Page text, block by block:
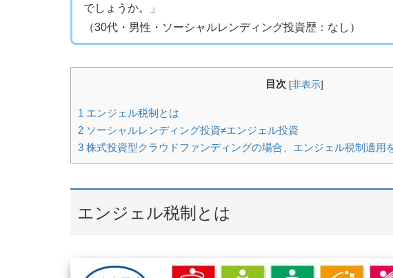
でしょうか。」
（30代・男性・ソーシャルレンディング投資歴：なし）
目次 [非表示]
1 エンジェル税制とは
2 ソーシャルレンディング投資≠エンジェル投資
3 株式投資型クラウドファンディングの場合、エンジェル税制適用
エンジェル税制とは